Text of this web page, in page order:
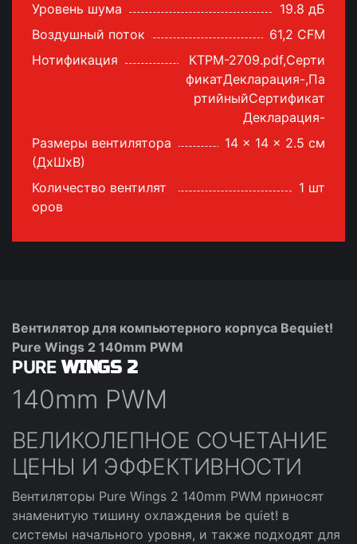
Уровень шума
19.8 дБ
Воздушный поток
61,2 CFM
Нотификация
КТРМ-2709.pdf,Серти
фикатДекларация-,Па
ртийныйСертификат
Декларация-
Размеры вентилятора
(ДхШхВ)
14 x 14 x 2.5 см
Количество вентилят
оров
1 шт
Вентилятор для компьютерного корпуса Bequiet!
Pure Wings 2 140mm PWM
PUREWINGS 2
140mm PWM
ВЕЛИКОЛЕПНОЕ СОЧЕТАНИЕ
ЦЕНЫ И ЭФФЕКТИВНОСТИ
Вентиляторы Pure Wings 2 140mm PWM приносят
знаменитую тишину охлаждения be quiet! в
системы начального уровня, и также подходят для